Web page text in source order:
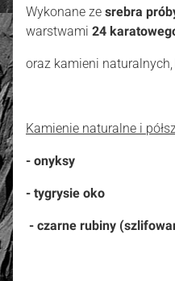
Wykonane ze srebra
warstwami 24
oraz kamieni
Kamienie naturalne i
- onyksy
- tygrysie oko
- czarne rubiny